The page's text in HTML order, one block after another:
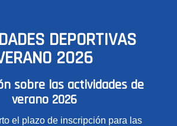
DEPORTIVAS
2026
sobre las actividades de
verano 2026
el plazo de inscripción para las